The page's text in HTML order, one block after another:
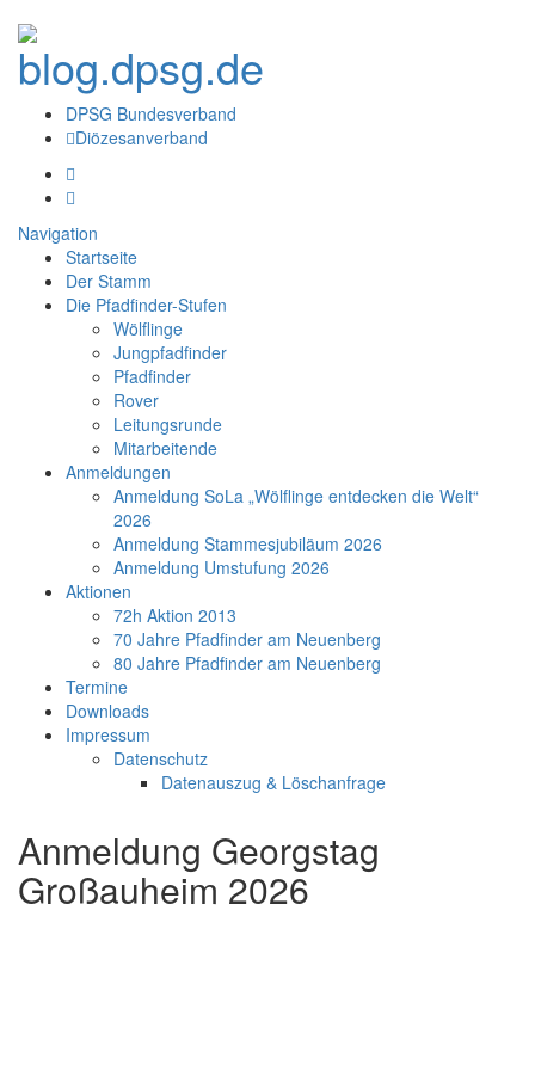
DPSG Bundesverband
Diözesanverband
Navigation
Startseite
Der Stamm
Die Pfadfinder-Stufen
Wölflinge
Jungpfadfinder
Pfadfinder
Rover
Leitungsrunde
Mitarbeitende
Anmeldungen
Anmeldung SoLa „Wölflinge entdecken die Welt“
2026
Anmeldung Stammesjubiläum 2026
Anmeldung Umstufung 2026
Aktionen
72h Aktion 2013
70 Jahre Pfadfinder am Neuenberg
80 Jahre Pfadfinder am Neuenberg
Termine
Downloads
Impressum
Datenschutz
Datenauszug & Löschanfrage
Anmeldung Georgstag
Großauheim 2026